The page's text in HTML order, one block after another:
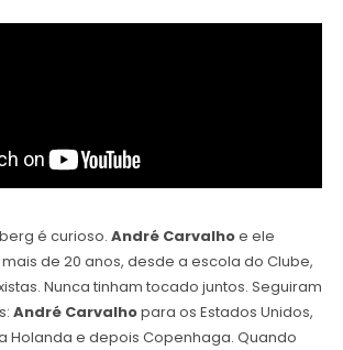
é curioso. André Carvalhoe ele
de 20 anos, desde a escola do Clube,
Nunca tinham tocado juntos. Seguiram
André Carvalhopara os Estados Unidos,
Holanda e depois Copenhaga. Quando